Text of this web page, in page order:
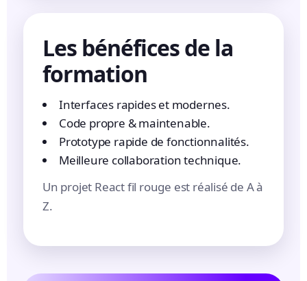
Les bénéfices de la
formation
Interfaces rapides et modernes.
Code propre & maintenable.
Prototype rapide de fonctionnalités.
Meilleure collaboration technique.
Un projet React fil rouge est réalisé de A à
Z.